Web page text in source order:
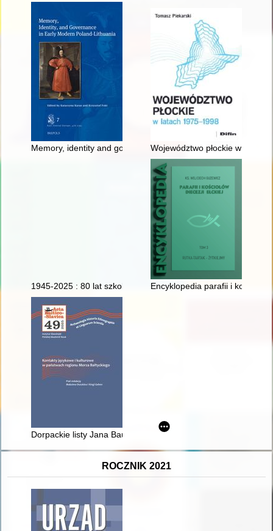
Memory, identity and governance in early modern Poland-
Województwo płockie w latach
1945-2025 : 80 lat szkolnictwa leśnego w Goraju : monografia
Encyklopedia parafii i
Dorpackie listy Jana Baudouina de Courtenay do Jana
ROCZNIK 2021